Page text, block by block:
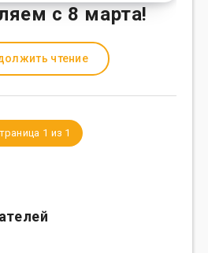
с 8 марта!
чтение
1 из 1